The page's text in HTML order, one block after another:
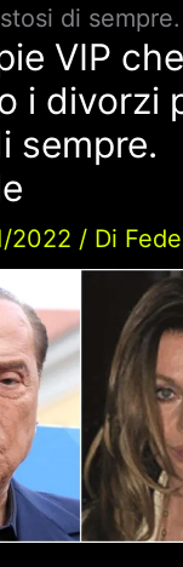
di
VIP
i divorzi
sempre.
2022 / Di